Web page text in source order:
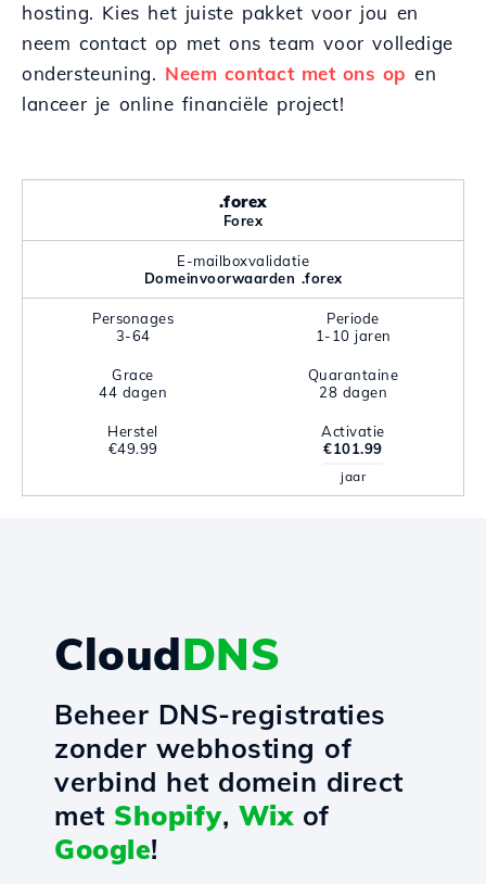
hosting. Kies het juiste pakket voor jou en
neem contact op met ons team voor volledige
ondersteuning. Neem contact met ons op en
lanceer je online financiële project!
.forex
Forex
E-mailboxvalidatie
Domeinvoorwaarden .forex
Personages
3-64
Periode
1-10 jaren
Grace
44 dagen
Quarantaine
28 dagen
Herstel
€49.99
Activatie
€101.99
jaar
CloudDNS
Beheer DNS-registraties
zonder webhosting of
verbind het domein direct
met Shopify, Wixof
Google!